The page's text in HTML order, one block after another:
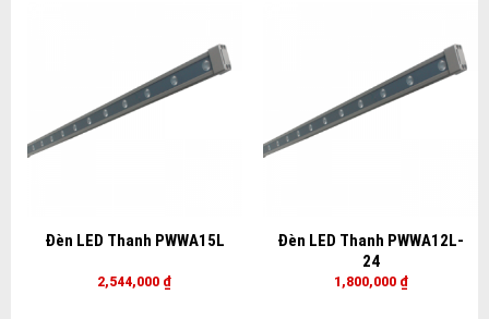
Đèn LED Thanh PWWA15L
2,544,000 ₫
Đèn LED Thanh PWWA12L-
24
1,800,000 ₫